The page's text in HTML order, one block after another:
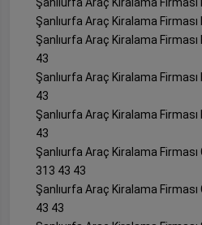
Şanlıurfa Araç Kiralama
Şanlıurfa Araç Kiralama
43
Şanlıurfa Araç Kiralama Firması
43
Şanlıurfa Araç Kiralama
43
Şanlıurfa Araç Kiralama Firması
313 43 43
Şanlıurfa Araç Kiralama Firması
43 43